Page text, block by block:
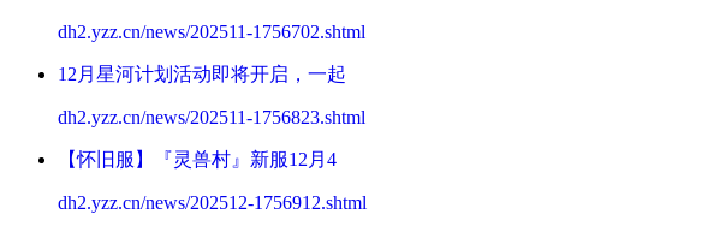
dh2.yzz.cn/news/202511-1756702.shtml
12月星河计划活动即将开启，一起
dh2.yzz.cn/news/202511-1756823.shtml
【怀旧服】『灵兽村』新服12月4
dh2.yzz.cn/news/202512-1756912.shtml